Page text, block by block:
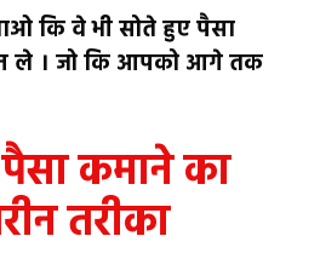
कि वे भी सोते हुए पैसा
ले । जो कि आपको आगे तक
कमाने का
तरीका